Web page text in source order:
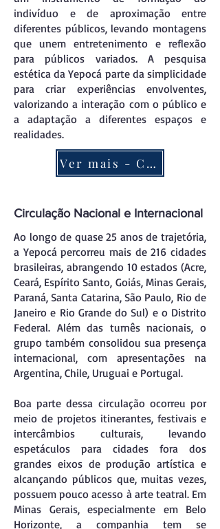
indivíduo e de aproximação entre
diferentes públicos, levando montagens
que unem entretenimento e reflexão
para públicos variados. A pesquisa
estética da Yepocá parte da simplicidade
para criar experiências envolventes,
valorizando a interação com o público e
a adaptação a diferentes espaços e
realidades.
Ver mais - Currículo.
Circulação Nacional e Internacional
Ao longo de quase 25 anos de trajetória,
a Yepocá percorreu mais de 216 cidades
brasileiras, abrangendo 10 estados (Acre,
Ceará, Espírito Santo, Goiás, Minas Gerais,
Paraná, Santa Catarina, São Paulo, Rio de
Janeiro e Rio Grande do Sul) e o Distrito
Federal. Além das turnês nacionais, o
grupo também consolidou sua presença
internacional, com apresentações na
Argentina, Chile, Uruguai e Portugal.
Boa parte dessa circulação ocorreu por
meio de projetos itinerantes, festivais e
intercâmbios culturais, levando
espetáculos para cidades fora dos
grandes eixos de produção artística e
alcançando públicos que, muitas vezes,
possuem pouco acesso à arte teatral. Em
Minas Gerais, especialmente em Belo
Horizonte, a companhia tem se